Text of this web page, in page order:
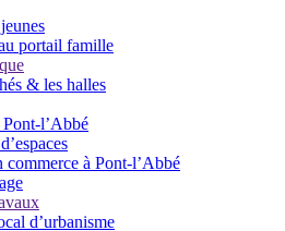
portail famille
& les halles
l’Abbé
à Pont-l’Abbé
d’urbanisme